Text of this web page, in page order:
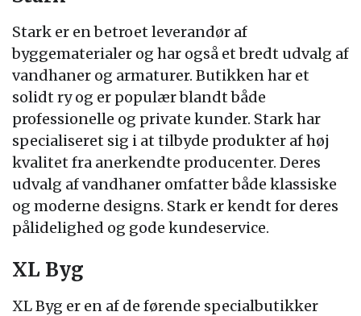
Stark er en betroet leverandør af
byggematerialer og har også et bredt udvalg af
vandhaner og armaturer. Butikken har et
solidt ry og er populær blandt både
professionelle og private kunder. Stark har
specialiseret sig i at tilbyde produkter af høj
kvalitet fra anerkendte producenter. Deres
udvalg af vandhaner omfatter både klassiske
og moderne designs. Stark er kendt for deres
pålidelighed og gode kundeservice.
XL Byg
XL Byg er en af de førende specialbutikker